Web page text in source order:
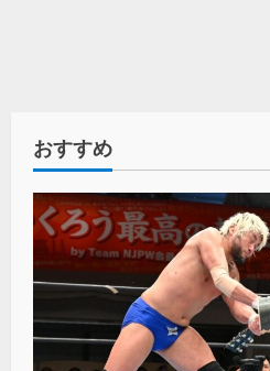
おすすめ